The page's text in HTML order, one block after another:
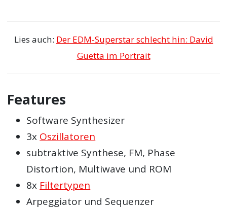
Lies auch: Der EDM-Superstar schlecht hin: David
Guetta im Portrait
Features
Software Synthesizer
3x Oszillatoren
subtraktive Synthese, FM, Phase
Distortion, Multiwave und ROM
8x Filtertypen
Arpeggiator und Sequenzer